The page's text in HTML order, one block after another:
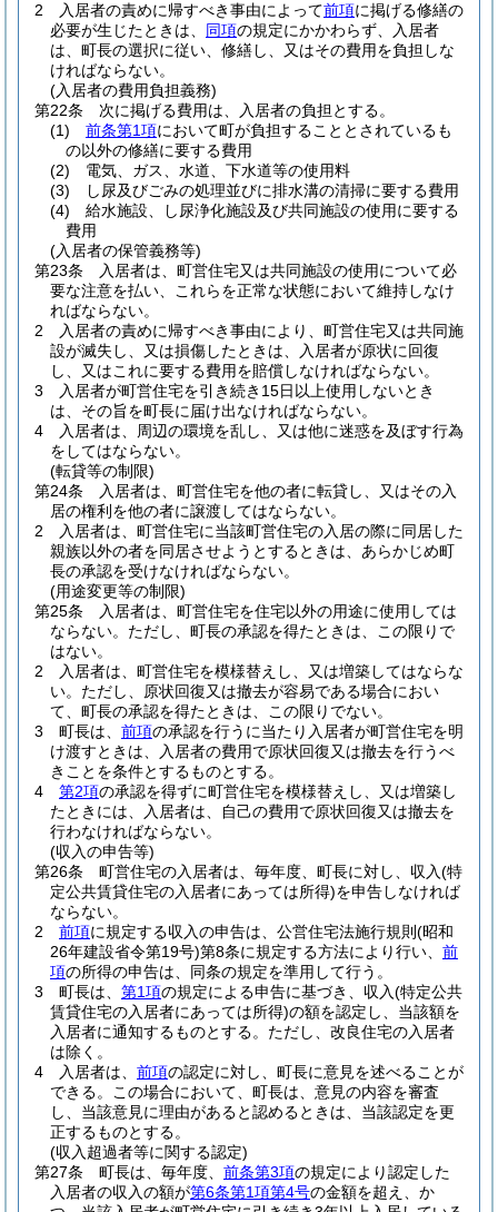
2
入居者の責めに帰すべき事由によって前項に掲げる修繕の
必要が生じたときは、 同項の規定にかかわらず、入居者
は、町長の選択に従い、修繕し、又はその費用を負担しな
ければならない。
(入居者の費用負担義務)
第22条
次に掲げる費用は、入居者の負担とする。
(1)
前条第1項において町が負担することとされているも
の以外の修繕に要する費用
(2)
電気、ガス、水道、下水道等の使用料
(3)
し尿及びごみの処理並びに排水溝の清掃に要する費用
(4)
給水施設、し尿浄化施設及び共同施設の使用に要する
費用
(入居者の保管義務等)
第23条
入居者は、町営住宅又は共同施設の使用について必
要な注意を払い、これらを正常な状態において維持しなけ
ればならない。
2
入居者の責めに帰すべき事由により、町営住宅又は共同施
設が滅失し、又は損傷したときは、入居者が原状に回復
し、又はこれに要する費用を賠償しなければならない。
3
入居者が町営住宅を引き続き15日以上使用しないとき
は、その旨を町長に届け出なければならない。
4
入居者は、周辺の環境を乱し、又は他に迷惑を及ぼす行為
をしてはならない。
(転貸等の制限)
第24条
入居者は、町営住宅を他の者に転貸し、又はその入
居の権利を他の者に譲渡してはならない。
2
入居者は、町営住宅に当該町営住宅の入居の際に同居した
親族以外の者を同居させようとするときは、あらかじめ町
長の承認を受けなければならない。
(用途変更等の制限)
第25条
入居者は、町営住宅を住宅以外の用途に使用しては
ならない。 ただし、町長の承認を得たときは、この限りで
はない。
2
入居者は、町営住宅を模様替えし、又は増築してはならな
い。 ただし、原状回復又は撤去が容易である場合におい
て、町長の承認を得たときは、この限りでない。
3
町長は、 前項の承認を行うに当たり入居者が町営住宅を明
け渡すときは、入居者の費用で原状回復又は撤去を行うべ
きことを条件とするものとする。
4
第2項の承認を得ずに町営住宅を模様替えし、又は増築し
たときには、入居者は、自己の費用で原状回復又は撤去を
行わなければならない。
(収入の申告等)
第26条
町営住宅の入居者は、毎年度、町長に対し、収入(特
定公共賃貸住宅の入居者にあっては所得)を申告しなければ
ならない。
2
前項に規定する収入の申告は、公営住宅法施行規則 (昭和
26年建設省令第19号)第8条に規定する方法により行い、 前
項の所得の申告は、同条の規定を準用して行う。
3
町長は、 第1項の規定による申告に基づき、収入(特定公共
賃貸住宅の入居者にあっては所得)の額を認定し、当該額を
入居者に通知するものとする。 ただし、改良住宅の入居者
は除く。
4
入居者は、 前項の認定に対し、町長に意見を述べることが
できる。
この場合において、町長は、意見の内容を審査
し、当該意見に理由があると認めるときは、当該認定を更
正するものとする。
(収入超過者等に関する認定)
第27条
町長は、毎年度、 前条第3項の規定により認定した
入居者の収入の額が第6条第1項第4号の金額を超え、か